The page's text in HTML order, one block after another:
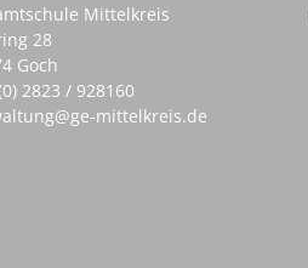
Mittelkreis
28
Goch
2823 / 928160
mittelkreis.de